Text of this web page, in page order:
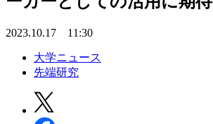
2023.10.17 11:30
大学ニュース
先端研究